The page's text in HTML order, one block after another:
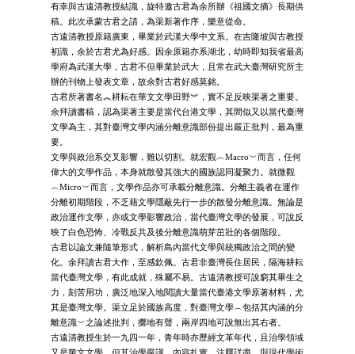
有幸與古遠清教授結識，旋特邀古君為余所辦《祖國文摘》長期供
稿。此次承蒙古君之請，為渠新著作序，樂意從命。
古遠清教授原籍廣東，畢業於武漢大學中文系。在吉隆坡與古教授
初識，余於古君尤為好感。因余原籍亦系湖北，幼時即知我省最高
學府為武漢大學，古君不但畢業於武大，且常在武大臺灣研究所主
辦的刊物上發表文章，故余對古君好感莫銘。
古君所著書名︽耕耘在華文文學田野︾，實不足反映渠著之重要。
余拜讀書稿，認為渠著主要是當代台港文學，其間似又以當代臺灣
文學為主，其對臺灣文學內涵分離意識部份提出嚴正批判，最為重
要。
文學與政治系交叉影響，難以切割。就宏觀︵Macro︶而言，任何
偉大的文學作品，本身就散發其強大的國族認同凝聚力。就微觀
︵Micro︶而言，文學作品亦可承載分離意識。分離主義者在運作
分離初期階段，不乏藉文學隱蔽先行一步的散發分離意識。無論是
政治運作文學，亦或文學影響政治，當代臺灣文學的發展，可說反
映了白色恐怖、冷戰反共及後分離意識萌芽茁壯的各個階段。
古君以論文兼隨筆形式，解析島內當代文學與統獨政治之間的變
化。余拜讀古君大作，至感欽佩。古君非臺灣長住居民，隔海耕耘
當代臺灣文學，有此成就，殊屬不易。古遠清教授可說窮其畢生之
力，刻苦用功，廣泛地深入地閱讀大量當代臺港文學原著材料，尤
其是臺灣文學。渠立足於國族高度，對臺灣文學︵包括其內涵的分
離意識︶之論述批判，擲地有聲，兩岸四地可說無出其右者。
古遠清教授生於一九四一年，青年時亦歷經文革年代，且治學領域